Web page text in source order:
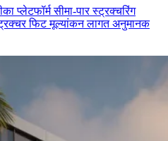
प्लेटफॉर्मसीमा-पार स्ट्रक्चरिंग
फिट मूल्यांकनलागत अनुमानक